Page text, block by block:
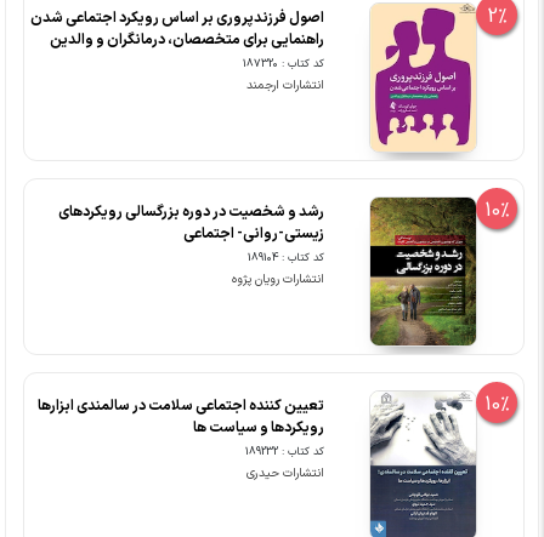
2%
اصول فرزندپروری بر اساس رویکرد اجتماعی شدن
راهنمایی برای متخصصان، درمانگران و والدین
کد کتاب : 187320
انتشارات ارجمند
10%
رشد و شخصیت در دوره بزرگسالی رویکردهای
زیستی-روانی- اجتماعی
کد کتاب : 189104
انتشارات رویان پژوه
10%
تعیین کننده اجتماعی سلامت در سالمندی ابزارها
رویکردها و سیاست ها
کد کتاب : 189232
انتشارات حیدری